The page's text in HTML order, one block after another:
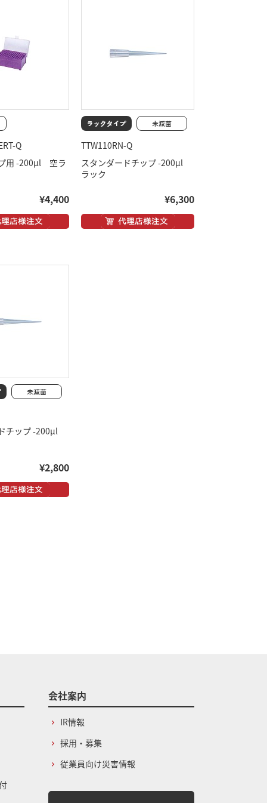
Q
用 -200μl 空ラ
¥4,400
TTW110RN-Q
スタンダードチップ -200μl
ラック
¥6,300
チップ -200μl
¥2,800
会社案内
IR情報
採用・募集
従業員向け災害情報